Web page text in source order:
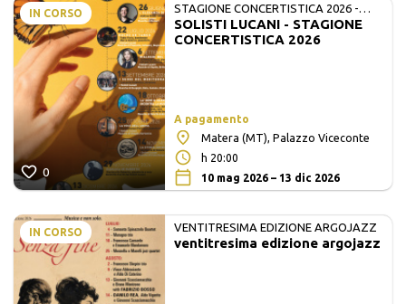
IN CORSO
0
STAGIONE CONCERTISTICA 2026 -
MATE E SOLISTI LUCANI
SOLISTI LUCANI - STAGIONE
CONCERTISTICA 2026
A pagamento
Matera (MT), Palazzo Viceconte
h 20:00
10 mag 2026 – 13 dic 2026
IN CORSO VENTITRESIMA EDIZIONE ARGOJAZZ
ventitresima edizione argojazz